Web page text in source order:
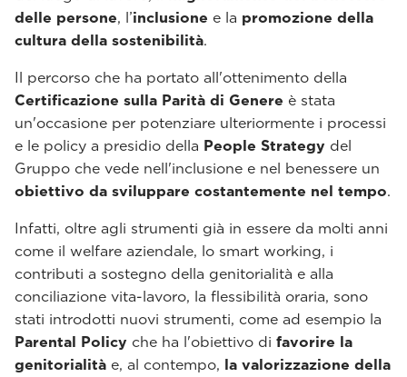
delle persone, l’inclusione e la promozione della
cultura della sostenibilità.
Il percorso che ha portato all'ottenimento della
Certificazione sulla Parità di Genere è stata
un'occasione per potenziare ulteriormente i processi
e le policy a presidio della People Strategy del
Gruppo che vede nell'inclusione e nel benessere un
obiettivo da sviluppare costantemente nel tempo.
Infatti, oltre agli strumenti già in essere da molti anni
come il welfare aziendale, lo smart working, i
contributi a sostegno della genitorialità e alla
conciliazione vita-lavoro, la flessibilità oraria, sono
stati introdotti nuovi strumenti, come ad esempio la
Parental Policy che ha l'obiettivo di favorire la
genitorialità e, al contempo, la valorizzazione della